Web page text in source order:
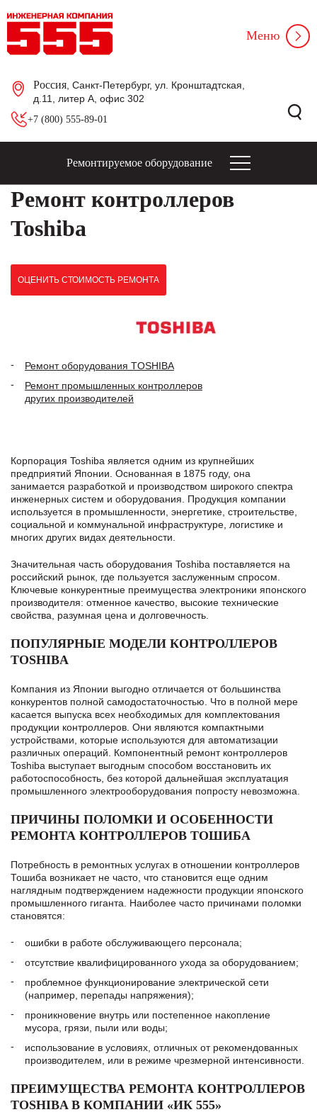
Россия , Санкт-Петербург, ул. Кронштадтская,
д.11, литер А, офис 302
+7 (800) 555-89-01
Меню
Ремонтируемое оборудование
Ремонт контроллеров
Toshiba
ОЦЕНИТЬ СТОИМОСТЬ РЕМОНТА
Ремонт оборудования TOSHIBA
Ремонт промышленных контроллеров
других производителей
Корпорация Toshiba является одним из крупнейших
предприятий Японии. Основанная в 1875 году, она
занимается разработкой и производством широкого спектра
инженерных систем и оборудования. Продукция компании
используется в промышленности, энергетике, строительстве,
социальной и коммунальной инфраструктуре, логистике и
многих других видах деятельности.
Значительная часть оборудования Toshiba поставляется на
российский рынок, где пользуется заслуженным спросом.
Ключевые конкурентные преимущества электроники японского
производителя: отменное качество, высокие технические
свойства, разумная цена и долговечность.
ПОПУЛЯРНЫЕ МОДЕЛИ КОНТРОЛЛЕРОВ
TOSHIBA
Компания из Японии выгодно отличается от большинства
конкурентов полной самодостаточностью. Что в полной мере
касается выпуска всех необходимых для комплектования
продукции контроллеров. Они являются компактными
устройствами, которые используются для автоматизации
различных операций. Компонентный ремонт контроллеров
Toshiba выступает выгодным способом восстановить их
работоспособность, без которой дальнейшая эксплуатация
промышленного электрооборудования попросту невозможна.
ПРИЧИНЫ ПОЛОМКИ И ОСОБЕННОСТИ
РЕМОНТА КОНТРОЛЛЕРОВ ТОШИБА
Потребность в ремонтных услугах в отношении контроллеров
Тошиба возникает не часто, что становится еще одним
наглядным подтверждением надежности продукции японского
промышленного гиганта. Наиболее часто причинами поломки
становятся:
ошибки в работе обслуживающего персонала;
отсутствие квалифицированного ухода за оборудованием;
проблемное функционирование электрической сети
(например, перепады напряжения);
проникновение внутрь или постепенное накопление
мусора, грязи, пыли или воды;
использование в условиях, отличных от рекомендованных
производителем, или в режиме чрезмерной интенсивности.
ПРЕИМУЩЕСТВА РЕМОНТА КОНТРОЛЛЕРОВ
TOSHIBA В КОМПАНИИ «ИК 555»